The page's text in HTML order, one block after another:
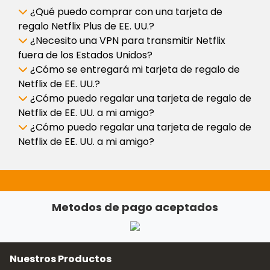
¿Qué puedo comprar con una tarjeta de
regalo Netflix Plus de EE. UU.?
¿Necesito una VPN para transmitir Netflix
fuera de los Estados Unidos?
¿Cómo se entregará mi tarjeta de regalo de
Netflix de EE. UU.?
¿Cómo puedo regalar una tarjeta de regalo de
Netflix de EE. UU. a mi amigo?
¿Cómo puedo regalar una tarjeta de regalo de
Netflix de EE. UU. a mi amigo?
Metodos de pago aceptados
Nuestros Productos